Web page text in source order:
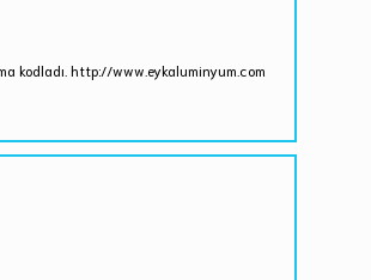
kodladı. http://www.eykaluminyum.com